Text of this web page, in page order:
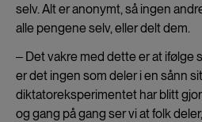
selv. Alt er anonymt, så ingen
alle pengene selv, eller delt dem.
‒ Det vakre med dette er at ifølge
er det ingen som deler i en sånn
diktatoreksperimentet har blitt
og gang på gang ser vi at folk